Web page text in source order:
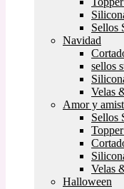
Sellos
Navidad
sellos
Velas
Amor y
Sellos
Velas
Halloween